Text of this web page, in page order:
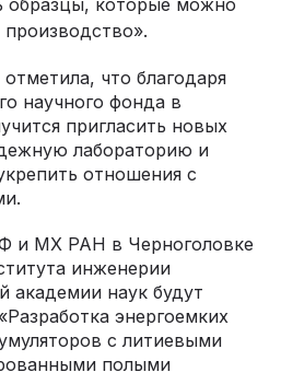
образцы, которые можно
производство».
что благодаря
научного фонда в
пригласить новых
лабораторию и
отношения с
и МХ РАН в Черноголовке
инженерии
академии наук будут
энергоемких
с литиевыми
полыми